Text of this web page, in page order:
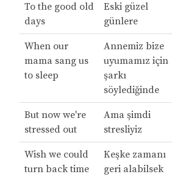
To the good old
days
Eski güzel
günlere
When our
mama sang us
to sleep
Annemiz bize
uyumamız için
şarkı
söylediğinde
But now we're
stressed out
Ama şimdi
stresliyiz
Wish we could
turn back time
Keşke zamanı
geri alabilsek